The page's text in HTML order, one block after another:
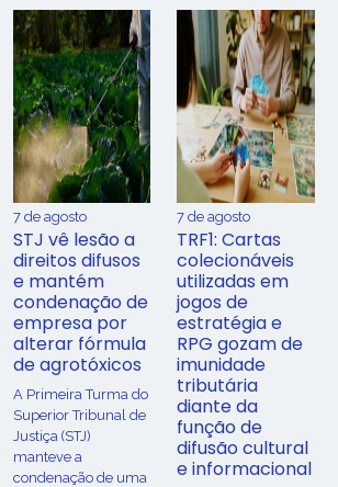
7 de agosto
STJ vê lesão a
direitos difusos
e mantém
condenação de
empresa por
alterar fórmula
de agrotóxicos
​A Primeira Turma do
Superior Tribunal de
Justiça (STJ)
manteve a
condenação de uma
7 de agosto
TRF1: Cartas
colecionáveis
utilizadas em
jogos de
estratégia e
RPG gozam de
imunidade
tributária
diante da
função de
difusão cultural
e informacional